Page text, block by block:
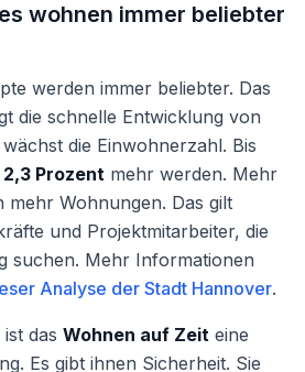
wohnen immer beliebter
werden immer beliebter. Das
die schnelle Entwicklung von
die Einwohnerzahl. Bis
2,3 Prozent mehr werden. Mehr
Wohnungen. Das gilt
und Projektmitarbeiter, die
suchen. Mehr Informationen
Analyse der Stadt Hannover.
das Wohnen auf Zeit eine
Es gibt ihnen Sicherheit. Sie